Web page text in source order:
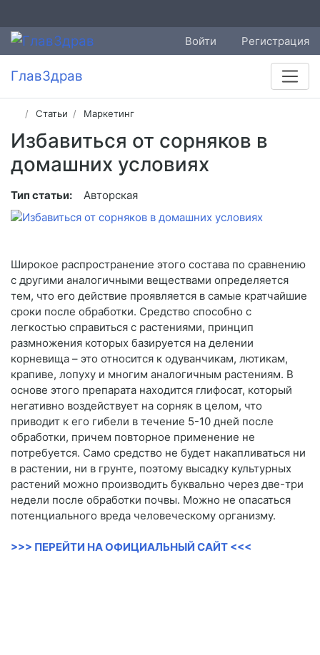
Войти Регистрация
ГлавЗдрав
Статьи Маркетинг
Избавиться от сорняков в
домашних условиях
Тип статьи: Авторская
Широкое распространение этого состава по сравнению
с другими аналогичными веществами определяется
тем, что его действие проявляется в самые кратчайшие
сроки после обработки. Средство способно с
легкостью справиться с растениями, принцип
размножения которых базируется на делении
корневища – это относится к одуванчикам, лютикам,
крапиве, лопуху и многим аналогичным растениям. В
основе этого препарата находится глифосат, который
негативно воздействует на сорняк в целом, что
приводит к его гибели в течение 5-10 дней после
обработки, причем повторное применение не
потребуется. Само средство не будет накапливаться ни
в растении, ни в грунте, поэтому высадку культурных
растений можно производить буквально через две-три
недели после обработки почвы. Можно не опасаться
потенциального вреда человеческому организму.
>>> ПЕРЕЙТИ НА ОФИЦИАЛЬНЫЙ САЙТ <<<